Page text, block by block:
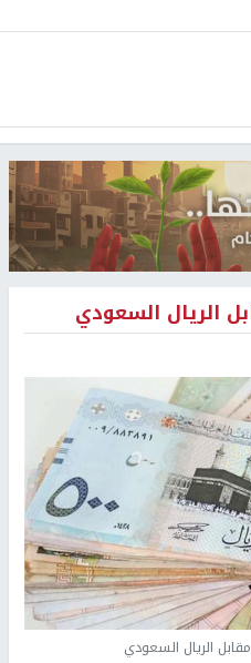
الريال السعودي
الريال السعودي